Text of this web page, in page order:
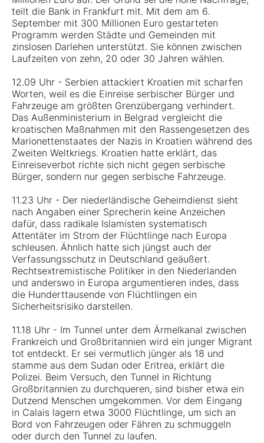
teilt die Bank in Frankfurt mit. Mit dem am 6.
September mit 300 Millionen Euro gestarteten
Programm werden Städte und Gemeinden mit
zinslosen Darlehen unterstützt. Sie können zwischen
Laufzeiten von zehn, 20 oder 30 Jahren wählen.
12.09 Uhr - Serbien attackiert Kroatien mit scharfen
Worten, weil es die Einreise serbischer Bürger und
Fahrzeuge am größten Grenzübergang verhindert.
Das Außenministerium in Belgrad vergleicht die
kroatischen Maßnahmen mit den Rassengesetzen des
Marionettenstaates der Nazis in Kroatien während des
Zweiten Weltkriegs. Kroatien hatte erklärt, das
Einreiseverbot richte sich nicht gegen serbische
Bürger, sondern nur gegen serbische Fahrzeuge.
11.23 Uhr - Der niederländische Geheimdienst sieht
nach Angaben einer Sprecherin keine Anzeichen
dafür, dass radikale Islamisten systematisch
Attentäter im Strom der Flüchtlinge nach Europa
schleusen. Ähnlich hatte sich jüngst auch der
Verfassungsschutz in Deutschland geäußert.
Rechtsextremistische Politiker in den Niederlanden
und anderswo in Europa argumentieren indes, dass
die Hunderttausende von Flüchtlingen ein
Sicherheitsrisiko darstellen.
11.18 Uhr - Im Tunnel unter dem Ärmelkanal zwischen
Frankreich und Großbritannien wird ein junger Migrant
tot entdeckt. Er sei vermutlich jünger als 18 und
stamme aus dem Sudan oder Eritrea, erklärt die
Polizei. Beim Versuch, den Tunnel in Richtung
Großbritannien zu durchqueren, sind bisher etwa ein
Dutzend Menschen umgekommen. Vor dem Eingang
in Calais lagern etwa 3000 Flüchtlinge, um sich an
Bord von Fahrzeugen oder Fähren zu schmuggeln
oder durch den Tunnel zu laufen.